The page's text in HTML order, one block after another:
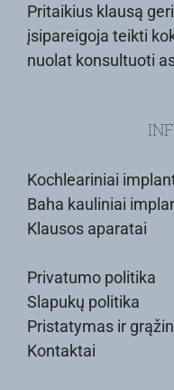
Pritaikius klausą
įsipareigoja teikti
nuolat konsultuoti
Kochleariniai
Baha kauliniai
Klausos aparatai
Privatumo politika
Slapukų politika
Pristatymas ir
Kontaktai